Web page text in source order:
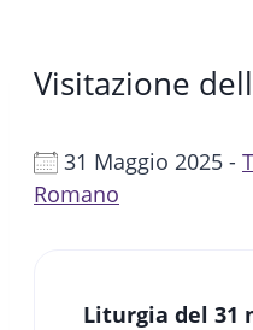
Visitazione
31 Maggio 2025 -
Romano
Liturgia del 31